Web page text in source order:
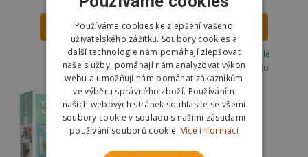
DO KOŠÍKU
Skladem
Odešlemezítra
DO KOŠÍKU
Skladem u dodavatele
Odešlemeve středu
Používáme cookies ke zlepšení vašeho
uživatelského zážitku. Soubory cookies a
další technologie nám pomáhají zlepšovat
naše služby, pomáhají nám analyzovat výkon
webu a umožňují nám pomáhat zákazníkům
ve výběru správného zboží. Používáním
našich webových stránek souhlasíte se všemi
soubory cookie v souladu s našimi zásadami
používání souborů cookie. Více informací